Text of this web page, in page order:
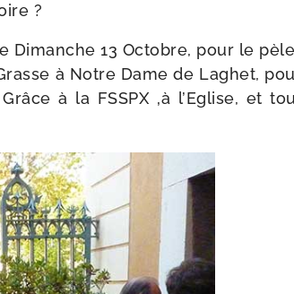
?
Dimanche 13 Octobre, pour le
à Notre Dame de Laghet,
à la FSSPX ‚à l’Eglise, et